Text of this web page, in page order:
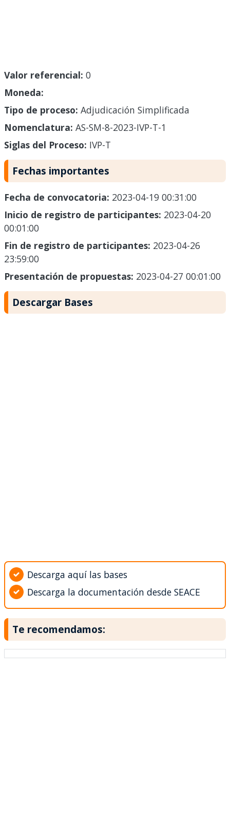
Valor referencial: 0
Moneda:
Tipo de proceso: Adjudicación Simplificada
Nomenclatura: AS-SM-8-2023-IVP-T-1
Siglas del Proceso: IVP-T
Fechas importantes
Fecha de convocatoria: 2023-04-19 00:31:00
Inicio de registro de participantes: 2023-04-20
00:01:00
Fin de registro de participantes: 2023-04-26
23:59:00
Presentación de propuestas: 2023-04-27 00:01:00
Descargar Bases
Descarga aquí las bases
Descarga la documentación desde SEACE
Te recomendamos: